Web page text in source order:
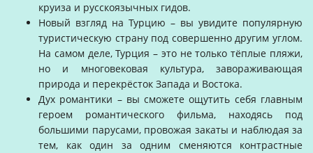
круиза и русскоязычных гидов.
Новый взгляд на Турцию – вы увидите популярную
туристическую страну под совершенно другим углом.
На самом деле, Турция – это не только тёплые пляжи,
но и многовековая культура, завораживающая
природа и перекрёсток Запада и Востока.
Дух романтики – вы сможете ощутить себя главным
героем романтического фильма, находясь под
большими парусами, провожая закаты и наблюдая за
тем, как один за одним сменяются контрастные